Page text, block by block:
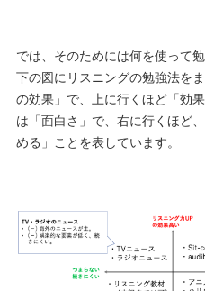
では、そのためには何を使って
下の図にリスニングの勉強法を
の効果」で、上に行くほど「効
は「面白さ」で、右に行くほど
める」ことを表しています。